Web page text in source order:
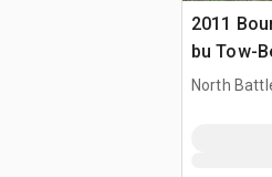
2011
bu Tow-
North